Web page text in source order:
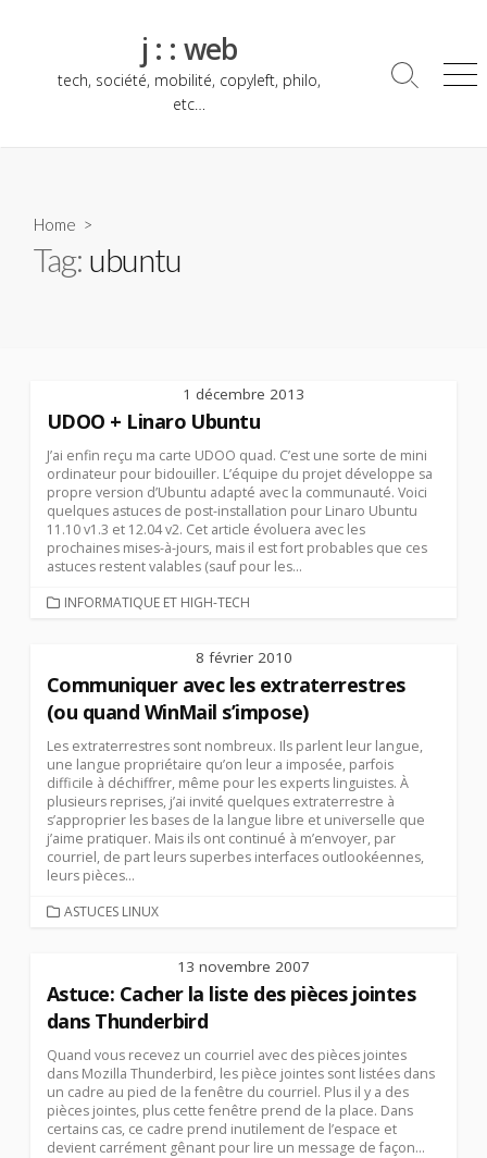
j : : web
tech, société, mobilité, copyleft, philo,
etc…
Search
Home >
Tag: ubuntu
1 décembre 2013
UDOO + Linaro Ubuntu
J’ai enfin reçu ma carte UDOO quad. C’est une sorte de mini
ordinateur pour bidouiller. L’équipe du projet développe sa
propre version d’Ubuntu adapté avec la communauté. Voici
quelques astuces de post-installation pour Linaro Ubuntu
11.10 v1.3 et 12.04 v2. Cet article évoluera avec les
prochaines mises-à-jours, mais il est fort probables que ces
astuces restent valables (sauf pour les...
CATEGORIES
INFORMATIQUE ET HIGH-TECH
8 février 2010
Communiquer avec les extraterrestres
(ou quand WinMail s’impose)
Les extraterrestres sont nombreux. Ils parlent leur langue,
une langue propriétaire qu’on leur a imposée, parfois
difficile à déchiffrer, même pour les experts linguistes. À
plusieurs reprises, j’ai invité quelques extraterrestre à
s’approprier les bases de la langue libre et universelle que
j’aime pratiquer. Mais ils ont continué à m’envoyer, par
courriel, de part leurs superbes interfaces outlookéennes,
leurs pièces...
CATEGORIES
ASTUCES LINUX
13 novembre 2007
Astuce: Cacher la liste des pièces jointes
dans Thunderbird
Quand vous recevez un courriel avec des pièces jointes
dans Mozilla Thunderbird, les pièce jointes sont listées dans
un cadre au pied de la fenêtre du courriel. Plus il y a des
pièces jointes, plus cette fenêtre prend de la place. Dans
certains cas, ce cadre prend inutilement de l’espace et
devient carrément gênant pour lire un message de façon...